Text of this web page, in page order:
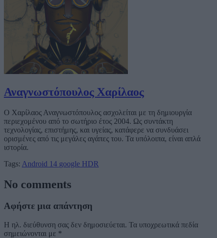
Αναγνωστόπουλος Χαρίλαος
Ο Χαρίλαος Αναγνωστόπουλος ασχολείται με τη δημιουργία
περιεχομένου από το σωτήριο έτος 2004. Ως συντάκτη
τεχνολογίας, επιστήμης, και υγείας, κατάφερε να συνδυάσει
ορισμένες από τις μεγάλες αγάπες του. Τα υπόλοιπα, είναι απλά
ιστορία.
Tags: Android 14 google HDR
No comments
Αφήστε μια απάντηση
Η ηλ. διεύθυνση σας δεν δημοσιεύεται. Τα υποχρεωτικά πεδία
σημειώνονται με *